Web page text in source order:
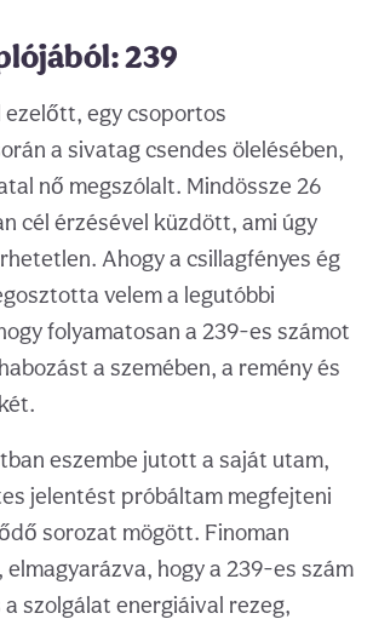
239
ezelőtt, egy csoportos
a sivatag csendes ölelésében,
nő megszólalt. Mindössze 26
cél érzésével küzdött, ami úgy
Ahogy a csillagfényes ég
velem a legutóbbi
folyamatosan a 239-es számot
a szemében, a remény és
eszembe jutott a saját utam,
jelentést próbáltam megfejteni
sorozat mögött. Finoman
hogy a 239-es szám
szolgálat energiáival rezeg,